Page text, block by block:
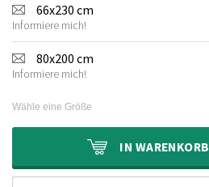
66x230 cm
Informiere mich!
80x200 cm
Informiere mich!
Wähle eine Größe
IN WARENKORB